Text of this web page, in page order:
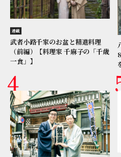
連載
武者小路千家のお盆と精進料理
（前編）【料理家 千麻子の「千歳
一食」】